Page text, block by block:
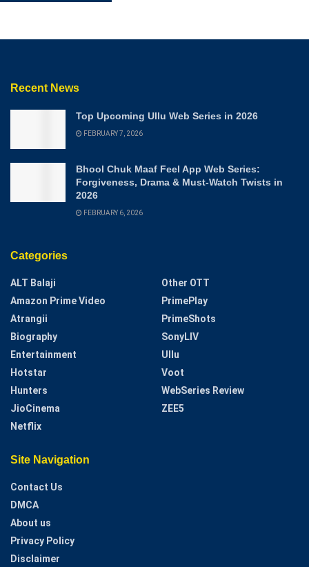
Recent News
Top Upcoming Ullu Web Series in 2026
FEBRUARY 7, 2026
Bhool Chuk Maaf Feel App Web Series:
Forgiveness, Drama & Must-Watch Twists in
2026
FEBRUARY 6, 2026
Categories
ALT Balaji
Amazon Prime Video
Atrangii
Biography
Entertainment
Hotstar
Hunters
JioCinema
Netflix
Other OTT
PrimePlay
PrimeShots
SonyLIV
Ullu
Voot
WebSeries Review
ZEE5
Site Navigation
Contact Us
DMCA
About us
Privacy Policy
Disclaimer